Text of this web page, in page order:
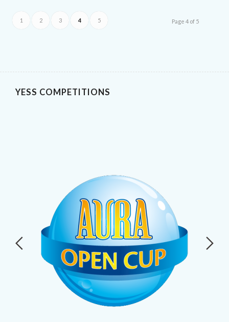
Page 4 of 5
1 2 3 4 5
YESS COMPETITIONS